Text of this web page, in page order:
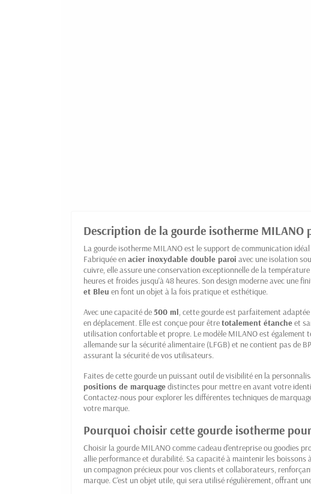
Description de la gourde isotherme MILANO
La gourde isotherme MILANO est le support de communication
Fabriquée enacier inoxydable double paroi avec une isolation
cuivre, elle assure une conservation exceptionnelle de la
heures et froides jusqu'à 48 heures. Son design moderne avec une
et Bleu en font un objet à la fois pratique et esthétique.
Avec une capacité de500 ml, cette gourde est parfaitement
en déplacement. Elle est conçue pour êtretotalement étancheet
utilisation confortable et propre. Le modèle MILANO est également
allemande sur la sécurité alimentaire (LFGB) et ne contient pas de
assurant la sécurité de vos utilisateurs.
Faites de cette gourde un puissant outil de visibilité en la
positions de marquagedistinctes pour mettre en avant votre
Contactez-nous pour explorer les différentes techniques de
votre marque.
Pourquoi choisir cette gourde isotherme
Choisir la gourde MILANO comme cadeau d'entreprise ou goodies
allie performance et durabilité. Sa capacité à maintenir les boissons
un compagnon précieux pour vos clients et collaborateurs,
marque. C'est un objet utile, qui sera utilisé régulièrement, offrant